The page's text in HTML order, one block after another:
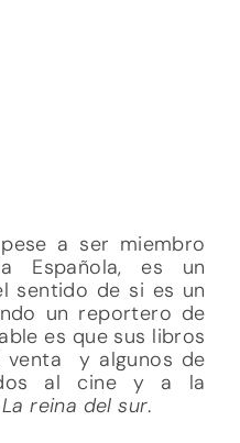
a ser miembro
Española, es un
sentido de si es un
un reportero de
es que sus libros
venta y algunos de
al cine y a la
La reina del sur.